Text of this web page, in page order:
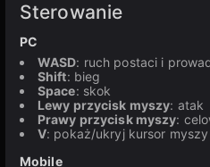
Sterowanie
PC
WASD: ruch postaci i
Shift: bieg
Space: skok
Lewy przycisk myszy: atak
Prawy przycisk myszy:
V: pokaż/ukryj kursor myszy
Mobile